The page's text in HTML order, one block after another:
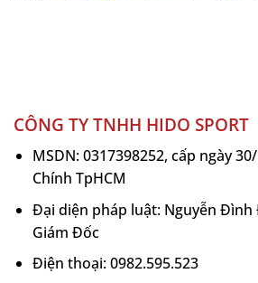
CÔNG TY TNHH HIDO SPORT
MSDN: 0317398252, cấp ngày
Chính TpHCM
Đại diện pháp luật: Nguyễn Đình
Giám Đốc
Điện thoại: 0982.595.523